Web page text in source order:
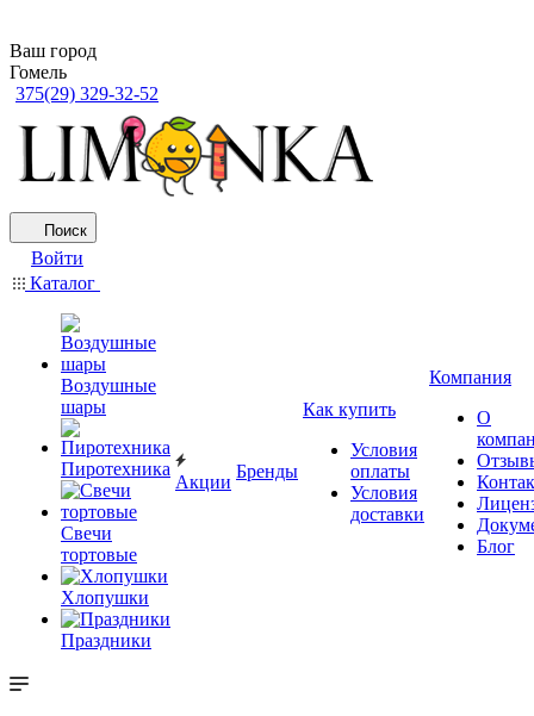
Ваш город
Гомель
375(29) 329-32-52
Поиск
Войти
Каталог
Воздушные
шары
Пиротехника
Свечи
тортовые
Хлопушки
Праздники
Акции
Бренды
Как купить
Условия
оплаты
Условия
доставки
Компания
О
Блог